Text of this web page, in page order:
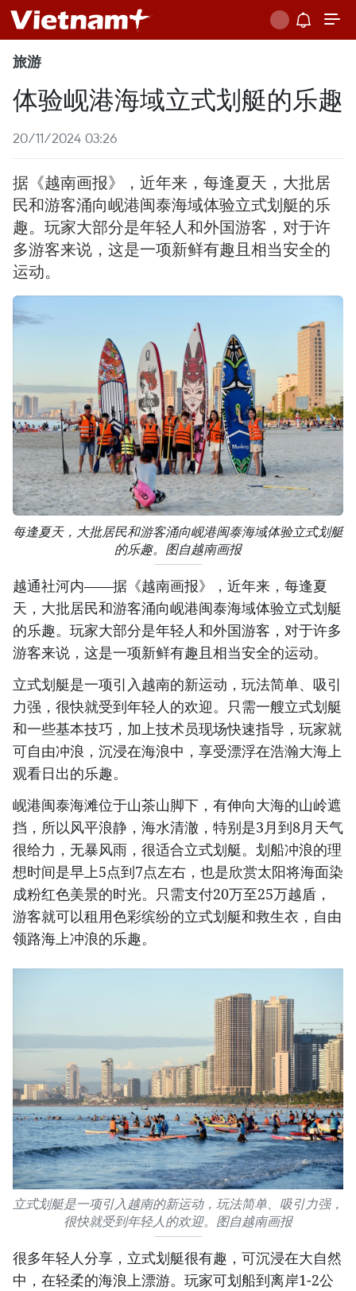
旅游
体验岘港海域立式划艇的乐趣
20/11/2024 03:26
据《越南画报》，近年来，每逢夏天，大批居
民和游客涌向岘港闽泰海域体验立式划艇的乐
趣。玩家大部分是年轻人和外国游客，对于许
多游客来说，这是一项新鲜有趣且相当安全的
运动。
每逢夏天，大批居民和游客涌向岘港闽泰海域体验立式划艇
的乐趣。图自越南画报
越通社河内——据《越南画报》，近年来，每逢夏
天，大批居民和游客涌向岘港闽泰海域体验立式划艇
的乐趣。玩家大部分是年轻人和外国游客，对于许多
游客来说，这是一项新鲜有趣且相当安全的运动。
立式划艇是一项引入越南的新运动，玩法简单、吸引
力强，很快就受到年轻人的欢迎。只需一艘立式划艇
和一些基本技巧，加上技术员现场快速指导，玩家就
可自由冲浪，沉浸在海浪中，享受漂浮在浩瀚大海上
观看日出的乐趣。
岘港闽泰海滩位于山茶山脚下，有伸向大海的山岭遮
挡，所以风平浪静，海水清澈，特别是3月到8月天气
很给力，无暴风雨，很适合立式划艇。划船冲浪的理
想时间是早上5点到7点左右，也是欣赏太阳将海面染
成粉红色美景的时光。只需支付20万至25万越盾，
游客就可以租用色彩缤纷的立式划艇和救生衣，自由
领路海上冲浪的乐趣。
立式划艇是一项引入越南的新运动，玩法简单、吸引力强，
很快就受到年轻人的欢迎。图自越南画报
很多年轻人分享，立式划艇很有趣，可沉浸在大自然
中，在轻柔的海浪上漂游。玩家可划船到离岸1-2公